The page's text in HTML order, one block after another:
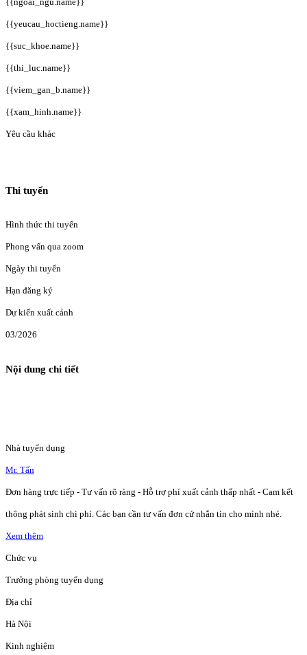
{{yeucau_hoctieng.name}}
{{suc_khoe.name}}
{{thi_luc.name}}
{{viem_gan_b.name}}
{{xam_hinh.name}}
Yêu cầu khác
Thi tuyển
Hình thức thi tuyển
Phong vấn qua zoom
Ngày thi tuyển
Hạn đăng ký
Dự kiến xuất cảnh
03/2026
Nội dung chi tiết
Nhà tuyển dụng
Mr. Tấn
Đơn hàng trực tiếp - Tư vấn rõ ràng - Hỗ trợ phí xuất cảnh thấp nhất - Cam kết
thông phát sinh chi phí. Các bạn cần tư vấn đơn cứ nhắn tin cho mình nhé.
Xem thêm
Chức vụ
Trưởng phòng tuyển dụng
Địa chỉ
Hà Nội
Kinh nghiệm